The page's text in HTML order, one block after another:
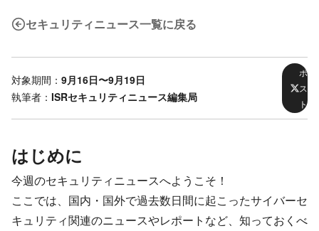
セキュリティニュース一覧に戻る
対象期間： 9月16日〜9月19日
執筆者： ISRセキュリティニュース編集局
ポ
ス
ト
はじめに
今週のセキュリティニュースへようこそ！
ここでは、国内・国外で過去数日間に起こったサイバーセ
キュリティ関連のニュースやレポートなど、知っておくべ